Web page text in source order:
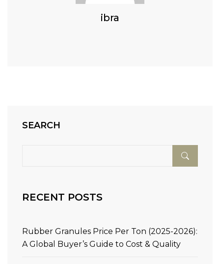
ibra
SEARCH
RECENT POSTS
Rubber Granules Price Per Ton (2025-2026):
A Global Buyer’s Guide to Cost & Quality